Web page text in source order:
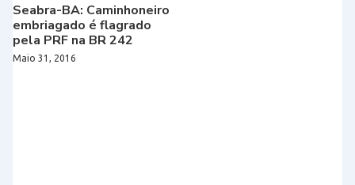
Seabra-BA: Caminhoneiro
embriagado é flagrado
pela PRF na BR 242
Maio 31, 2016